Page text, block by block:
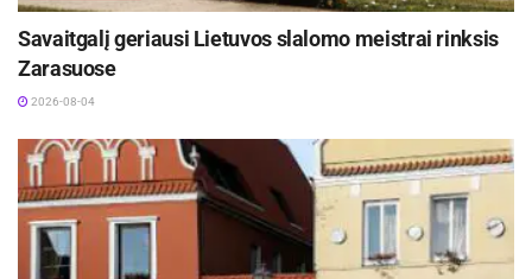
Savaitgalį geriausi Lietuvos slalomo meistrai rinksis
Zarasuose
2026-08-04